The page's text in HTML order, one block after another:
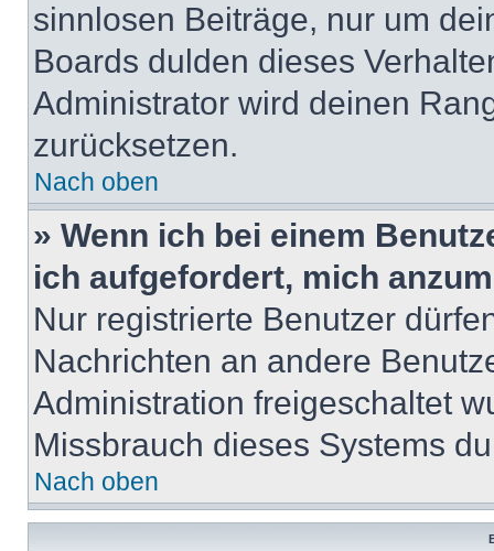
sinnlosen Beiträge, nur um
Boards dulden dieses
Administrator wird deinen
zurücksetzen.
Nach oben
» Wenn ich bei einem
ich aufgefordert, mich
Nur registrierte Benutzer
Nachrichten an andere
Administration freigeschaltet
Missbrauch dieses Systems
Nach oben